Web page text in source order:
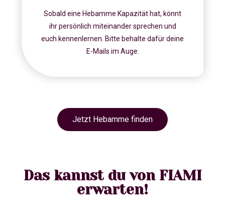
Sobald eine Hebamme Kapazität hat, könnt
ihr persönlich miteinander sprechen und
euch kennenlernen. Bitte behalte dafür deine
E-Mails im Auge.
Jetzt Hebamme finden
Das kannst du von FIAMI
erwarten!